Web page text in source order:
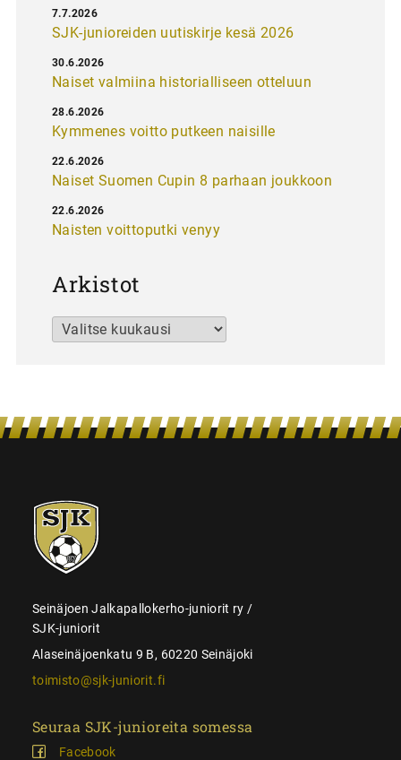
SJK-junioreiden uutiskirje kesä 2026
7.7.2026
Naiset valmiina historialliseen otteluun
30.6.2026
Kymmenes voitto putkeen naisille
28.6.2026
Naiset Suomen Cupin 8 parhaan joukkoon
22.6.2026
Naisten voittoputki venyy
22.6.2026
Arkistot
Arkistot
SJK-
juniorit
Seinäjoen Jalkapallokerho-juniorit ry /
SJK-juniorit
Alaseinäjoenkatu 9 B, 60220 Seinäjoki
toimisto@sjk-juniorit.fi
Seuraa SJK-junioreita somessa
Facebook